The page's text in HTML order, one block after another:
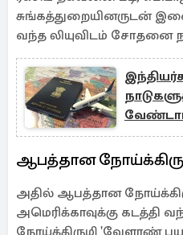
சுங்கத்துறையினருடன்
வந்த லியுவிடம் சோதனை
ஆபத்தான
அதில் ஆபத்தான
அமெரிக்காவுக்கு கடத்தி
நோய்க்கிருமி 'வேளாண்